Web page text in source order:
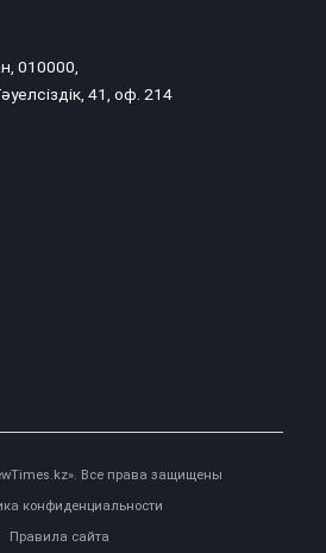
010000,
41, оф. 214
Все права защищены
конфиденциальности
Правила сайта